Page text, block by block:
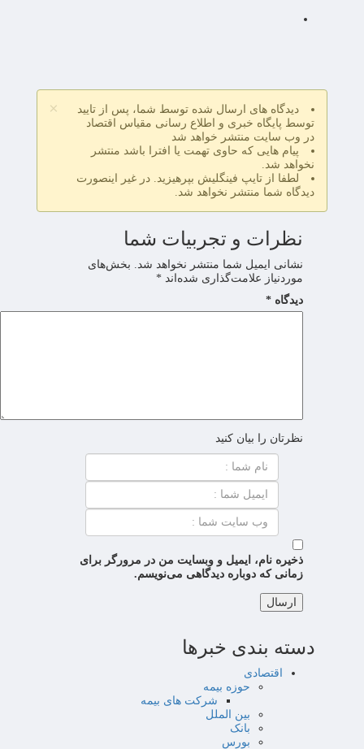
×
دیدگاه های ارسال شده توسط شما، پس از تایید
توسط پایگاه خبری و اطلاع رسانی مقیاس اقتصاد
در وب سایت منتشر خواهد شد
پیام هایی که حاوی تهمت یا افترا باشد منتشر
نخواهد شد.
لطفا از تایپ فینگلیش بپرهیزید. در غیر اینصورت
دیدگاه شما منتشر نخواهد شد.
نظرات و تجربیات شما
نشانی ایمیل شما منتشر نخواهد شد. بخش‌های
موردنیاز علامت‌گذاری شده‌اند *
دیدگاه *
نظرتان را بیان کنید
ذخیره نام، ایمیل و وبسایت من در مرورگر برای
زمانی که دوباره دیدگاهی می‌نویسم.
دسته بندی خبرها
اقتصادی
حوزه بیمه
شرکت های بیمه
بین الملل
بانک
بورس